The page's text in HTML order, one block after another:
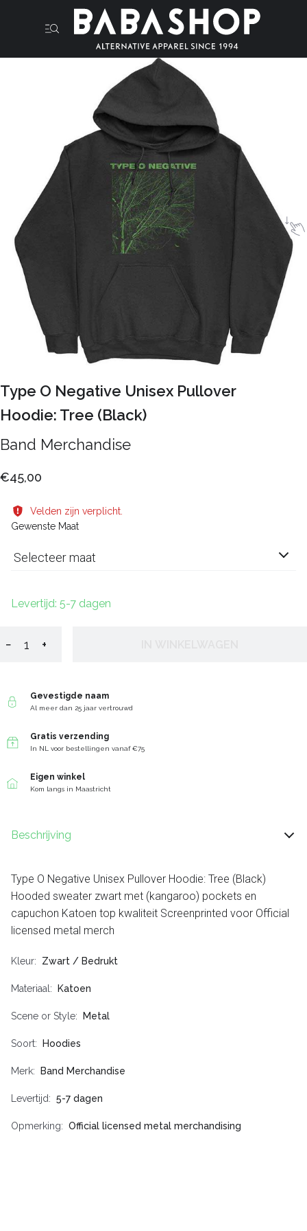
Type O Negative Unisex Pullover
Hoodie: Tree (Black)
Band Merchandise
€45,00
Velden zijn verplicht.
Gewenste Maat
Selecteer maat
Levertijd: 5-7 dagen
− +
Gevestigde naam
Al meer dan 25 jaar vertrouwd
Gratis verzending
In NL voor bestellingen vanaf €75
Eigen winkel
Kom langs in Maastricht
Beschrijving
Type O Negative Unisex Pullover Hoodie: Tree (Black)
Hooded sweater zwart met (kangaroo) pockets en
capuchon Katoen top kwaliteit Screenprinted voor Official
licensed metal merch
Kleur Zwart / Bedrukt
Materiaal Katoen
Scene or Style Metal
Soort Hoodies
Merk Band Merchandise
Levertijd 5-7 dagen
Opmerking Official licensed metal merchandising